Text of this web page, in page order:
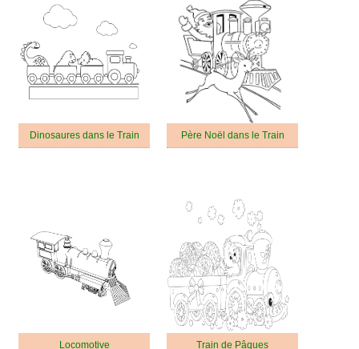
Dinosaures dans le Train Père Noël dans le Train
Locomotive Train de Pâques